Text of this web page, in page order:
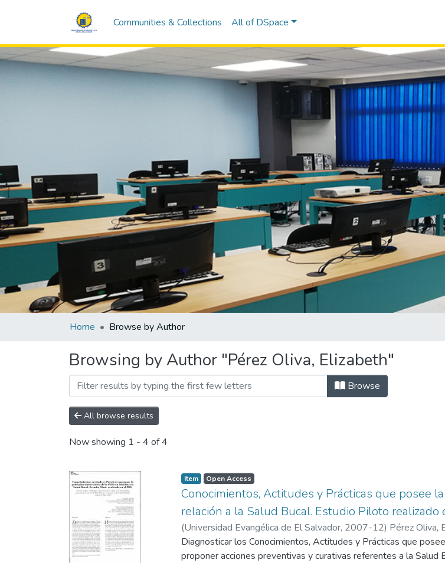
Communities & Collections All of DSpace
Home Browse by Author
Browsing by Author "Pérez Oliva, Elizabeth"
Browse
All browse results
Now showing 1 - 4 of 4
Item Open Access
Conocimientos, Actitudes y Prácticas que posee
relación a la Salud Bucal. Estudio Piloto realizado
(Universidad Evangélica de El Salvador, 2007-12) Pérez Oliva,
Diagnosticar los Conocimientos, Actitudes y Prácticas que
proponer acciones preventivas y curativas referentes a la Salud